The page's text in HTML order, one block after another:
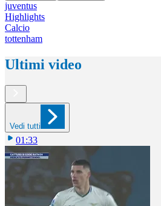
juventus
Highlights
Calcio
tottenham
Ultimi video
Vedi tutti
01:33